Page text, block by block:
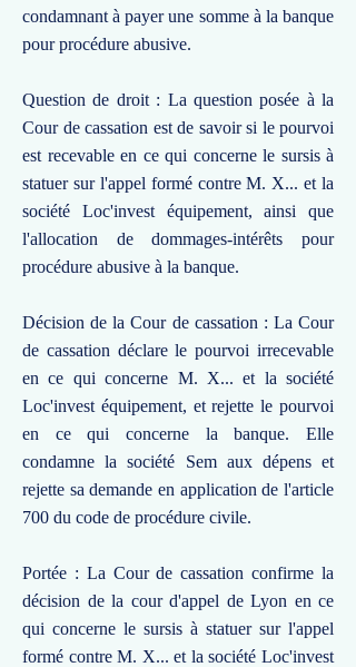
condamnant à payer une somme à la banque
pour procédure abusive.
Question de droit : La question posée à la
Cour de cassation est de savoir si le pourvoi
est recevable en ce qui concerne le sursis à
statuer sur l'appel formé contre M. X... et la
société Loc'invest équipement, ainsi que
l'allocation de dommages-intérêts pour
procédure abusive à la banque.
Décision de la Cour de cassation : La Cour
de cassation déclare le pourvoi irrecevable
en ce qui concerne M. X... et la société
Loc'invest équipement, et rejette le pourvoi
en ce qui concerne la banque. Elle
condamne la société Sem aux dépens et
rejette sa demande en application de l'article
700 du code de procédure civile.
Portée : La Cour de cassation confirme la
décision de la cour d'appel de Lyon en ce
qui concerne le sursis à statuer sur l'appel
formé contre M. X... et la société Loc'invest